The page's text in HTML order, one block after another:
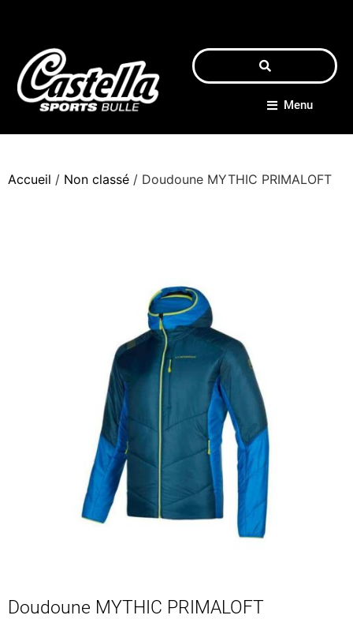
Menu
Accueil / Non classé / Doudoune MYTHIC PRIMALOFT
Doudoune MYTHIC PRIMALOFT